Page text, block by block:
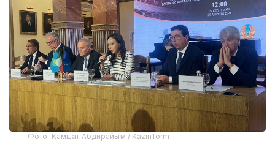
Фото: Камшат Абдирайым / Kazinform